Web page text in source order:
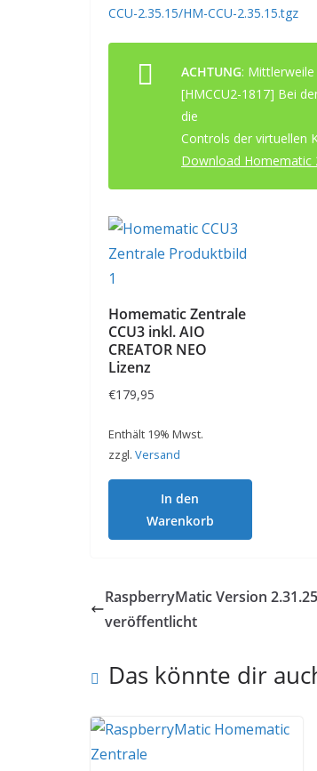
CCU-2.35.15/HM-CCU-2.35.15.tgz
ACHTUNG:
[HMCCU2-1817] Bei
die
Controls der virtuellen
Download Homematic
Homematic Zentrale
CCU3 inkl. AIO
CREATOR NEO
Lizenz
€179,95
Enthält 19% Mwst.
zzgl. Versand
In den
Warenkorb
RaspberryMatic Version
veröffentlicht
Das könnte dir